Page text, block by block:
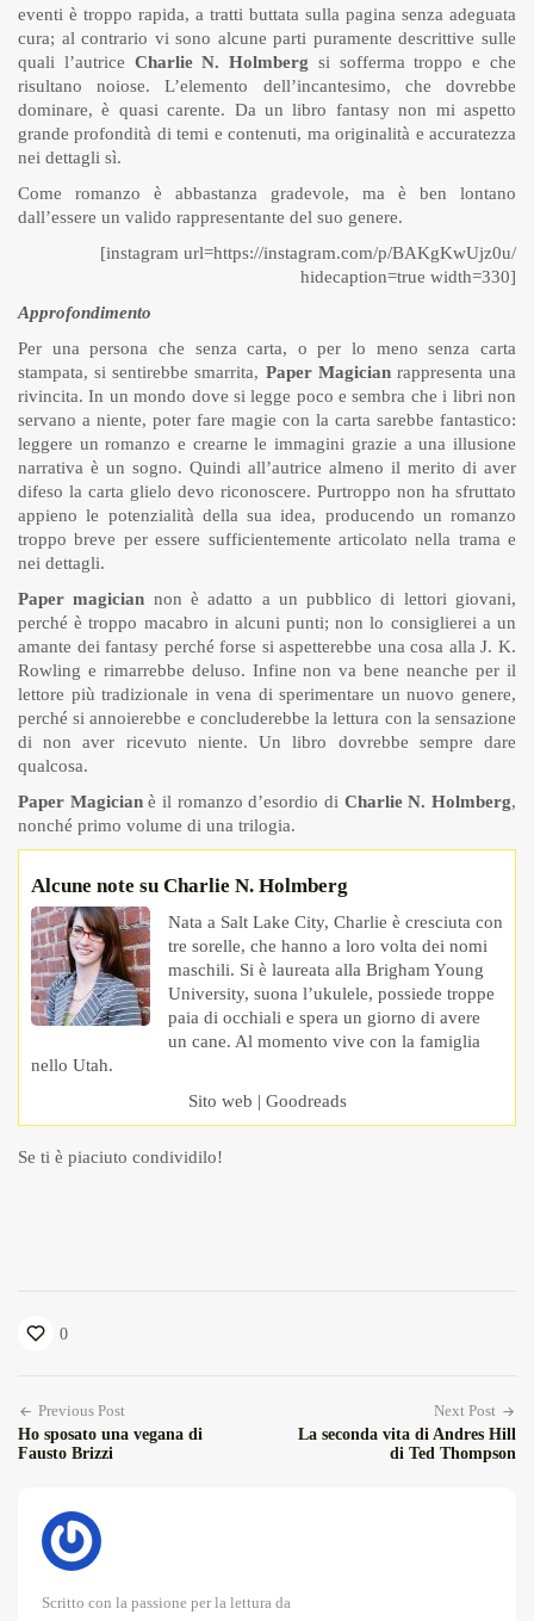
eventi è troppo rapida, a tratti buttata sulla pagina senza adeguata
cura; al contrario vi sono alcune parti puramente descrittive sulle
quali l’autrice Charlie N. Holmberg si sofferma troppo e che
risultano noiose. L’elemento dell’incantesimo, che dovrebbe
dominare, è quasi carente. Da un libro fantasy non mi aspetto
grande profondità di temi e contenuti, ma originalità e accuratezza
nei dettagli sì.
Come romanzo è abbastanza gradevole, ma è ben lontano
dall’essere un valido rappresentante del suo genere.
[instagram url=https://instagram.com/p/BAKgKwUjz0u/
hidecaption=true width=330]
Approfondimento
Per una persona che senza carta, o per lo meno senza carta
stampata, si sentirebbe smarrita, Paper Magician rappresenta una
rivincita. In un mondo dove si legge poco e sembra che i libri non
servano a niente, poter fare magie con la carta sarebbe fantastico:
leggere un romanzo e crearne le immagini grazie a una illusione
narrativa è un sogno. Quindi all’autrice almeno il merito di aver
difeso la carta glielo devo riconoscere. Purtroppo non ha sfruttato
appieno le potenzialità della sua idea, producendo un romanzo
troppo breve per essere sufficientemente articolato nella trama e
nei dettagli.
Paper magician non è adatto a un pubblico di lettori giovani,
perché è troppo macabro in alcuni punti; non lo consiglierei a un
amante dei fantasy perché forse si aspetterebbe una cosa alla J. K.
Rowling e rimarrebbe deluso. Infine non va bene neanche per il
lettore più tradizionale in vena di sperimentare un nuovo genere,
perché si annoierebbe e concluderebbe la lettura con la sensazione
di non aver ricevuto niente. Un libro dovrebbe sempre dare
qualcosa.
Paper Magicianè il romanzo d’esordio di Charlie N. Holmberg,
nonché primo volume di una trilogia.
Alcune note su Charlie N. Holmberg
Nata a Salt Lake City, Charlie è cresciuta con
tre sorelle, che hanno a loro volta dei nomi
maschili. Si è laureata alla Brigham Young
University, suona l’ukulele, possiede troppe
paia di occhiali e spera un giorno di avere
un cane. Al momento vive con la famiglia
nello Utah.
Sito web | Goodreads
Se ti è piaciuto condividilo!
0
Previous Post
Ho sposato una vegana di
Fausto Brizzi
Next Post
La seconda vita di Andres Hill
di Ted Thompson
Scritto con la passione per la lettura da